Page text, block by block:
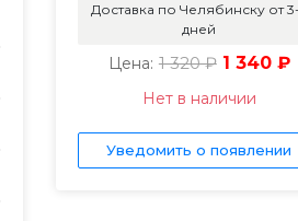
Доставка по Челябинску от
дней
Цена: 1 320 ₽ 1 340 ₽
Нет в наличии
Уведомить о появлении